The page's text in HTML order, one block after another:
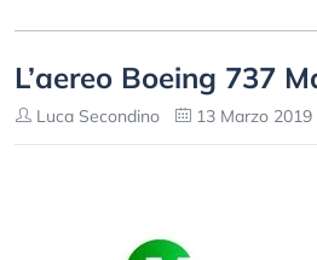
L’aereo Boeing 737
Luca Secondino 13 Marzo